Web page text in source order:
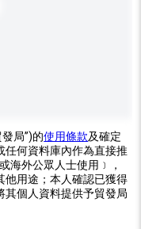
局”)的使用條款及確定
任何資料庫內作為直接推
海外公眾人士使用﹞，
他用途；本人確認已獲得
其個人資料提供予貿發局